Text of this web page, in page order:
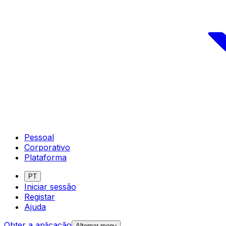
Pessoal
Corporativo
Plataforma
PT
Iniciar sessão
Registar
Ajuda